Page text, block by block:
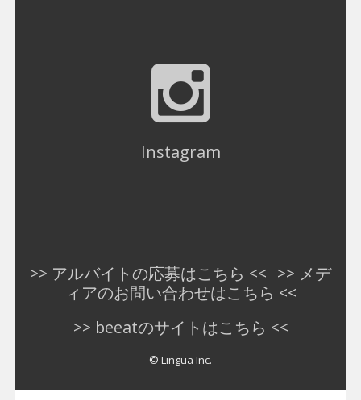
Instagram
>> アルバイトの応募はこちら << >> メデ
ィアのお問い合わせはこちら <<
>> beeatのサイトはこちら <<
© Lingua Inc.